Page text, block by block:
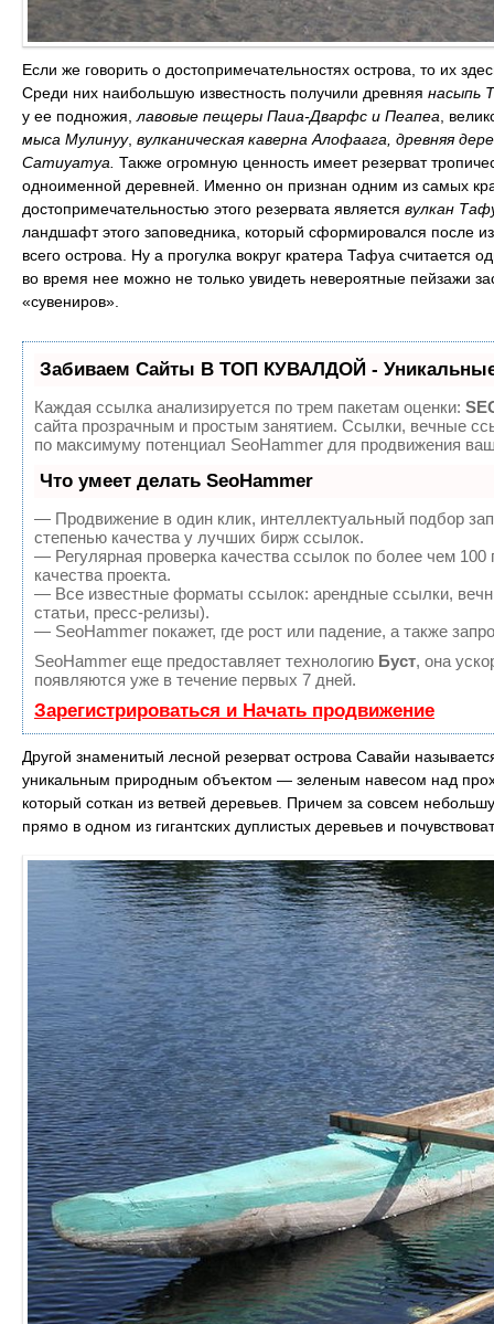
Если же говорить о достопримечательностях острова, то их
Среди них наибольшую известность получили древняя насыпь
у ее подножия, лавовые пещеры Паиа-Дварфс и Пеапеа ,
мыса Мулинуу, вулканическая каверна Алофаага, древняя
Сатиуатуа. Также огромную ценность имеет резерват
одноименной деревней. Именно он признан одним из самых
достопримечательностью этого резервата является вулкан
ландшафт этого заповедника, который сформировался после
всего острова. Ну а прогулка вокруг кратера Тафуа считается
во время нее можно не только увидеть невероятные пейзажи
«сувениров».
Забиваем Сайты В ТОП КУВАЛДОЙ - Уникальные
Каждая ссылка анализируется по трем пакетам оценки:
сайта прозрачным и простым занятием. Ссылки, вечные
по максимуму потенциал SeoHammer для продвижения
Что умеет делать SeoHammer
— Продвижение в один клик, интеллектуальный подбор
степенью качества у лучших бирж ссылок.
— Регулярная проверка качества ссылок по более чем
качества проекта.
— Все известные форматы ссылок: арендные ссылки,
статьи, пресс-релизы).
— SeoHammer покажет, где рост или падение, а также
SeoHammer еще предоставляет технологию Буст, она
появляются уже в течение первых 7 дней.
Зарегистрироваться и Начать продвижение
Другой знаменитый лесной резерват острова Савайи
уникальным природным объектом — зеленым навесом над
который соткан из ветвей деревьев. Причем за совсем
прямо в одном из гигантских дуплистых деревьев и